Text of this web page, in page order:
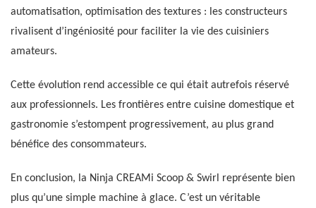
automatisation, optimisation des textures : les constructeurs
rivalisent d’ingéniosité pour faciliter la vie des cuisiniers
amateurs.
Cette évolution rend accessible ce qui était autrefois réservé
aux professionnels. Les frontières entre cuisine domestique et
gastronomie s’estompent progressivement, au plus grand
bénéfice des consommateurs.
En conclusion, la Ninja CREAMi Scoop & Swirl représente bien
plus qu’une simple machine à glace. C’est un véritable